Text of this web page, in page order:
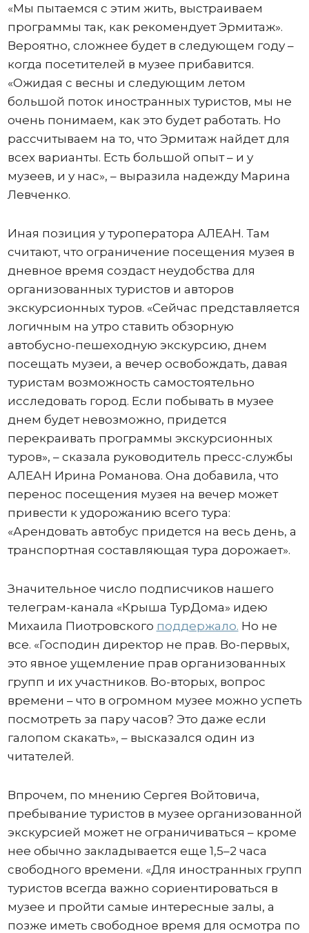
«Мы пытаемся с этим жить, выстраиваем
программы так, как рекомендует Эрмитаж».
Вероятно, сложнее будет в следующем году –
когда посетителей в музее прибавится.
«Ожидая с весны и следующим летом
большой поток иностранных туристов, мы не
очень понимаем, как это будет работать. Но
рассчитываем на то, что Эрмитаж найдет для
всех варианты. Есть большой опыт – и у
музеев, и у нас», – выразила надежду Марина
Левченко.
Иная позиция у туроператора АЛЕАН. Там
считают, что ограничение посещения музея в
дневное время создаст неудобства для
организованных туристов и авторов
экскурсионных туров. «Сейчас представляется
логичным на утро ставить обзорную
автобусно-пешеходную экскурсию, днем
посещать музеи, а вечер освобождать, давая
туристам возможность самостоятельно
исследовать город. Если побывать в музее
днем будет невозможно, придется
перекраивать программы экскурсионных
туров», – сказала руководитель пресс-службы
АЛЕАН Ирина Романова. Она добавила, что
перенос посещения музея на вечер может
привести к удорожанию всего тура:
«Арендовать автобус придется на весь день, а
транспортная составляющая тура дорожает».
Значительное число подписчиков нашего
телеграм-канала «Крыша ТурДома» идею
Михаила Пиотровского поддержало. Но не
все. «Господин директор не прав. Во-первых,
это явное ущемление прав организованных
групп и их участников. Во-вторых, вопрос
времени – что в огромном музее можно успеть
посмотреть за пару часов? Это даже если
галопом скакать», – высказался один из
читателей.
Впрочем, по мнению Сергея Войтовича,
пребывание туристов в музее организованной
экскурсией может не ограничиваться – кроме
нее обычно закладывается еще 1,5–2 часа
свободного времени. «Для иностранных групп
туристов всегда важно сориентироваться в
музее и пройти самые интересные залы, а
позже иметь свободное время для осмотра по